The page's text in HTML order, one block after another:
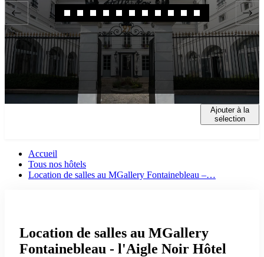
Ajouter à la
sélection
Accueil
Tous nos hôtels
Location de salles au MGallery Fontainebleau –…
Location de salles au MGallery
Fontainebleau - l'Aigle Noir Hôtel